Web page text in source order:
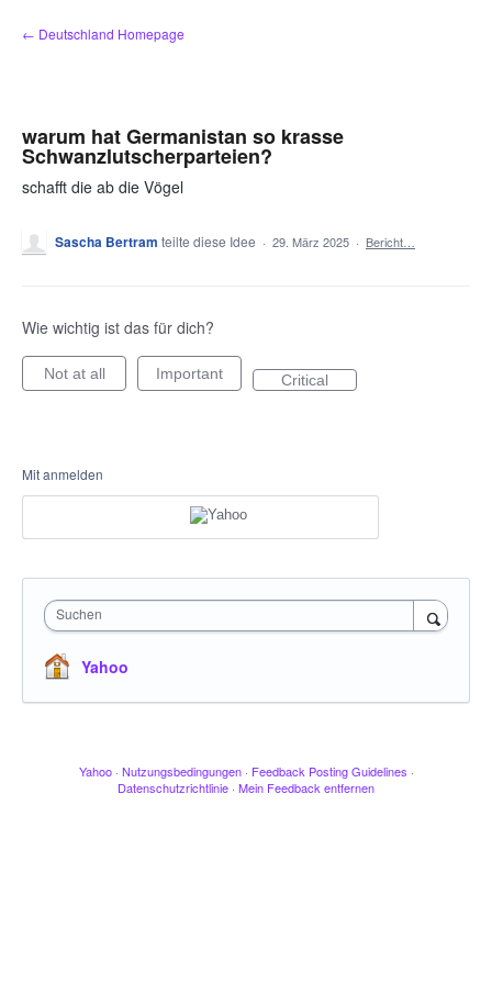
Zum
Inhalt
← Deutschland Homepage
warum hat Germanistan so krasse
Schwanzlutscherparteien?
schafft die ab die Vögel
Sascha Bertram teilte diese Idee · 29. März 2025 · Bericht…
Wie wichtig ist das für dich?
Not at all Important Critical
Mit anmelden
Suchen
Yahoo
Yahoo · Nutzungsbedingungen · Feedback Posting Guidelines ·
Datenschutzrichtlinie · Mein Feedback entfernen